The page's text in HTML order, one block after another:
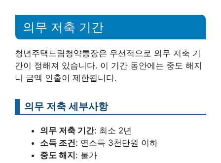
의무 저축 기간
청년주택드림청약통장은 우선적으로 의무 저축 기
간이 정해져 있습니다. 이 기간 동안에는 중도 해지
나 금액 인출이 제한됩니다.
의무 저축 세부사항
의무 저축 기간: 최소 2년
소득 조건: 연소득 3천만원 이하
중도 해지: 불가